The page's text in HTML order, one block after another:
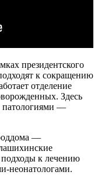
президентского
к сокращению
отделение
Здесь
патологиями —
—
к лечению
неонатологами.